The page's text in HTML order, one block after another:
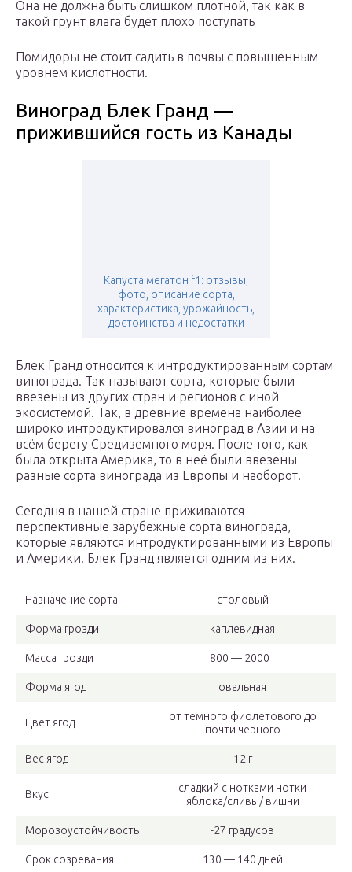
Она не должна быть слишком плотной, так как в
такой грунт влага будет плохо поступать
Помидоры не стоит садить в почвы с повышенным
уровнем кислотности.
Виноград Блек Гранд —
прижившийся гость из Канады
Капуста мегатон f1: отзывы,
фото, описание сорта,
характеристика, урожайность,
достоинства и недостатки
Блек Гранд относится к интродуктированным сортам
винограда. Так называют сорта, которые были
ввезены из других стран и регионов с иной
экосистемой. Так, в древние времена наиболее
широко интродуктировался виноград в Азии и на
всём берегу Средиземного моря. После того, как
была открыта Америка, то в неё были ввезены
разные сорта винограда из Европы и наоборот.
Сегодня в нашей стране приживаются
перспективные зарубежные сорта винограда,
которые являются интродуктированными из Европы
и Америки. Блек Гранд является одним из них.
Назначение сорта столовый
Форма грозди каплевидная
Масса грозди 800 — 2000 г
Форма ягод овальная
Цвет ягод
от темного фиолетового до
почти черного
Вес ягод 12 г
Вкус
сладкий с нотками нотки
яблока/сливы/ вишни
Морозоустойчивость -27 градусов
Срок созревания 130 — 140 дней